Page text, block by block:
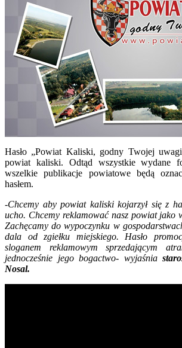
Hasło „Powiat Kaliski, godny Twojej
powiat kaliski. Odtąd wszystkie wydane
wszelkie publikacje powiatowe będą
hasłem.
-Chcemy aby powiat kaliski kojarzył się z
ucho. Chcemy reklamować nasz powiat jako
Zachęcamy do wypoczynku w
dala od zgiełku miejskiego. Hasło
sloganem reklamowym sprzedającym
jednocześnie jego bogactwo- wyjaśnia
Nosal.